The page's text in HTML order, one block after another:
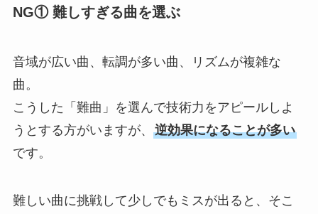
NG① 難しすぎる曲を選ぶ
音域が広い曲、転調が多い曲、リズムが複雑な
曲。
こうした「難曲」を選んで技術力をアピールしよ
うとする方がいますが、 逆効果になることが多い
です。
難しい曲に挑戦して少しでもミスが出ると、そこ